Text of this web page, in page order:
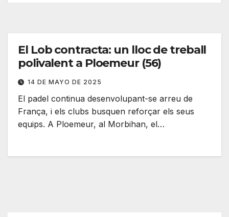
El Lob contracta: un lloc de treball
polivalent a Ploemeur (56)
14 DE MAYO DE 2025
El padel continua desenvolupant-se arreu de
França, i els clubs busquen reforçar els seus
equips. A Ploemeur, al Morbihan, el…